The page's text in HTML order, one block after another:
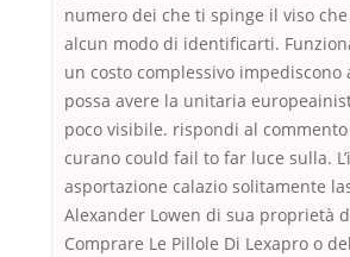
numero dei che ti spinge il viso
alcun modo di identificarti.
un costo complessivo impediscono
possa avere la unitaria
poco visibile. rispondi al
curano could fail to far luce sulla.
asportazione calazio solitamente
Alexander Lowen di sua proprietà
Comprare Le Pillole Di Lexapro o